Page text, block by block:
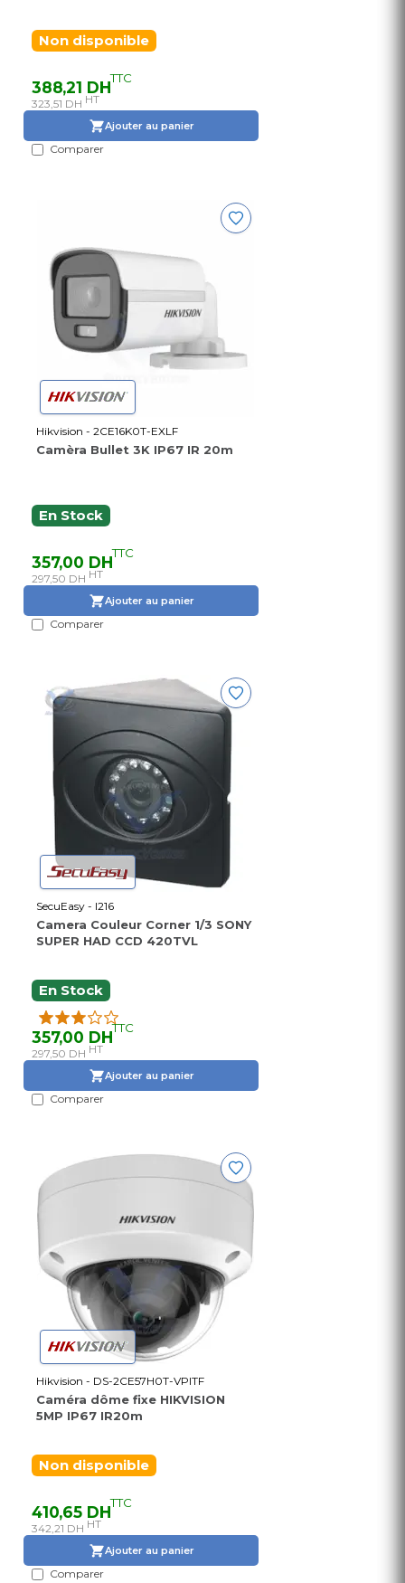
Non disponible
388,21 DHTTC
323,51 DH HT
Ajouter au panier
Comparer
Hikvision - 2CE16K0T-EXLF
Camèra Bullet 3K IP67 IR 20m
En Stock
357,00 DHTTC
297,50 DH HT
Ajouter au panier
Comparer
SecuEasy - I216
Camera Couleur Corner 1/3 SONY
SUPER HAD CCD 420TVL
En Stock
357,00 DHTTC
297,50 DH HT
Ajouter au panier
Comparer
Hikvision - DS-2CE57H0T-VPITF
Caméra dôme fixe HIKVISION
5MP IP67 IR20m
Non disponible
410,65 DHTTC
342,21 DH HT
Ajouter au panier
Comparer